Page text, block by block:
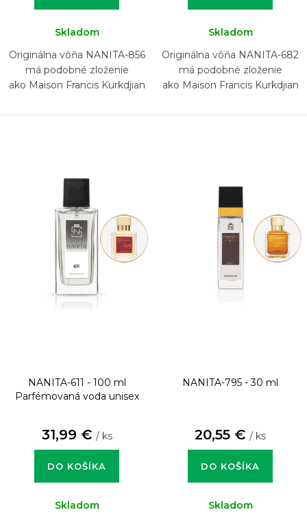
Skladom
Originálna vôňa NANITA-856
má podobné zloženie
ako Maison Francis Kurkdjian
Skladom
Originálna vôňa NANITA-682
má podobné zloženie
ako Maison Francis Kurkdjian
NANITA-611 - 100 ml
Parfémovaná voda unisex
31,99 € / ks
DO KOŠÍKA
Skladom
NANITA-795 - 30 ml
20,55 € / ks
DO KOŠÍKA
Skladom